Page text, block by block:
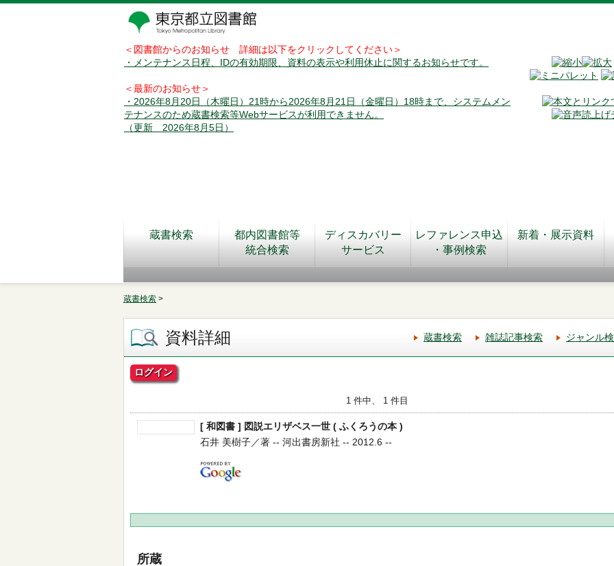
＜図書館からのお知らせ 詳細は以下をクリックしてください＞
・メンテナンス日程、IDの有効期限、資料の表示や利用休止に関するお知らせです。
＜最新のお知らせ＞
・2026年8月20日（木曜日）21時から2026年8月21日（金曜日）18時まで、システムメン
テナンスのため蔵書検索等Webサービスが利用できません。
（更新 2026年8月5日）
蔵書検索
都内図書館等
統合検索
ディスカバリー
サービス
レファレンス申込
・事例検索
新着・展示資料
蔵書検索 >
資料詳細 蔵書検索 雑誌記事検索 ジャンル
ログイン
1 件中、 1 件目
[ 和図書 ] 図説エリザベス一世 ( ふくろうの本 )
石井 美樹子／著 -- 河出書房新社 -- 2012.6 --
所蔵